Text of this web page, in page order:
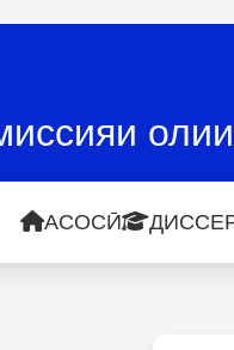
АСОСӢ